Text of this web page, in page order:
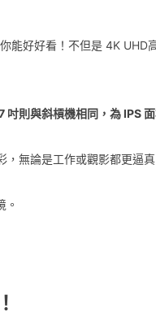
能好好看！不但是 4K UHD
則與斜槓機相同，為 IPS 面
，無論是工作或觀影都更逼真
。